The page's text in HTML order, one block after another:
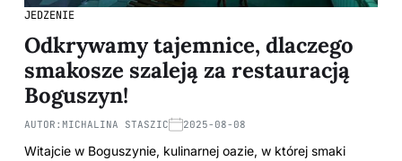
JEDZENIE
Odkrywamy tajemnice, dlaczego
smakosze szaleją za restauracją
Boguszyn!
AUTOR: MICHALINA STASZIC 2025-08-08
Witajcie w Boguszynie, kulinarnej oazie, w której smaki